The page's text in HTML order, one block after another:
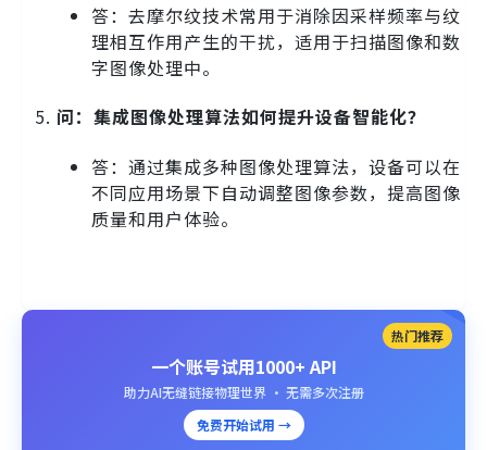
答：去摩尔纹技术常用于消除因采样频率与纹
理相互作用产生的干扰，适用于扫描图像和数
字图像处理中。
问：集成图像处理算法如何提升设备智能化？
答：通过集成多种图像处理算法，设备可以在
不同应用场景下自动调整图像参数，提高图像
质量和用户体验。
热门推荐
一个账号试用1000+ API
助力AI无缝链接物理世界 · 无需多次注册
免费开始试用 →